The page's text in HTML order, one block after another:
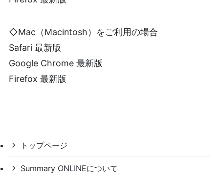
◇Mac（Macintosh）をご利用の場合
Safari 最新版
Google Chrome 最新版
Firefox 最新版
トップページ
Summary ONLINEについて